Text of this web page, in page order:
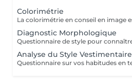
Colorimétrie
Diagnostic Morphologique
Analyse du Style Vestimentaire